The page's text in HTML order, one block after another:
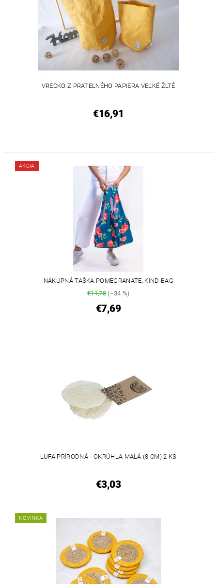
VRECKO Z PRATEĽNÉHO PAPIERA VEĽKÉ ŽLTÉ
€16,91
AKCIA
NÁKUPNÁ TAŠKA POMEGRANATE, KIND BAG
€11,78(–34 %)
€7,69
LUFA PRÍRODNÁ - OKRÚHLA MALÁ (8 CM) 2 KS
€3,03
NOVINKA